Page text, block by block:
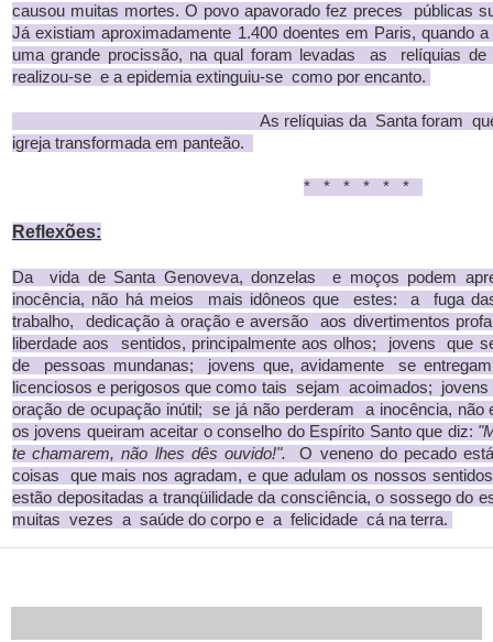
causou muitas mortes. O povo apavorado fez preces públicas
Já existiam aproximadamente 1.400 doentes em Paris, quando
uma grande procissão, na qual foram levadas as relíquias de
realizou-se e a epidemia extinguiu-se como por encanto.
As relíquias da Santa foram queimadas
igreja transformada em panteão.
* * * * * *
Reflexões:
Da vida de Santa Genoveva, donzelas e moços podem
inocência, não há meios mais idôneos que estes: a fuga
trabalho, dedicação à oração e aversão aos divertimentos
liberdade aos sentidos, principalmente aos olhos; jovens que
de pessoas mundanas; jovens que, avidamente se
licenciosos e perigosos que como tais sejam acoimados;
oração de ocupação inútil; se já não perderam a inocência, não
os jovens queiram aceitar o conselho do Espírito Santo que diz:
te chamarem, não lhes dês ouvido!".O veneno do pecado
coisas que mais nos agradam, e que adulam os nossos
estão depositadas a tranqüilidade da consciência, o sossego do
muitas vezes a saúde do corpo e a felicidade cá na terra.